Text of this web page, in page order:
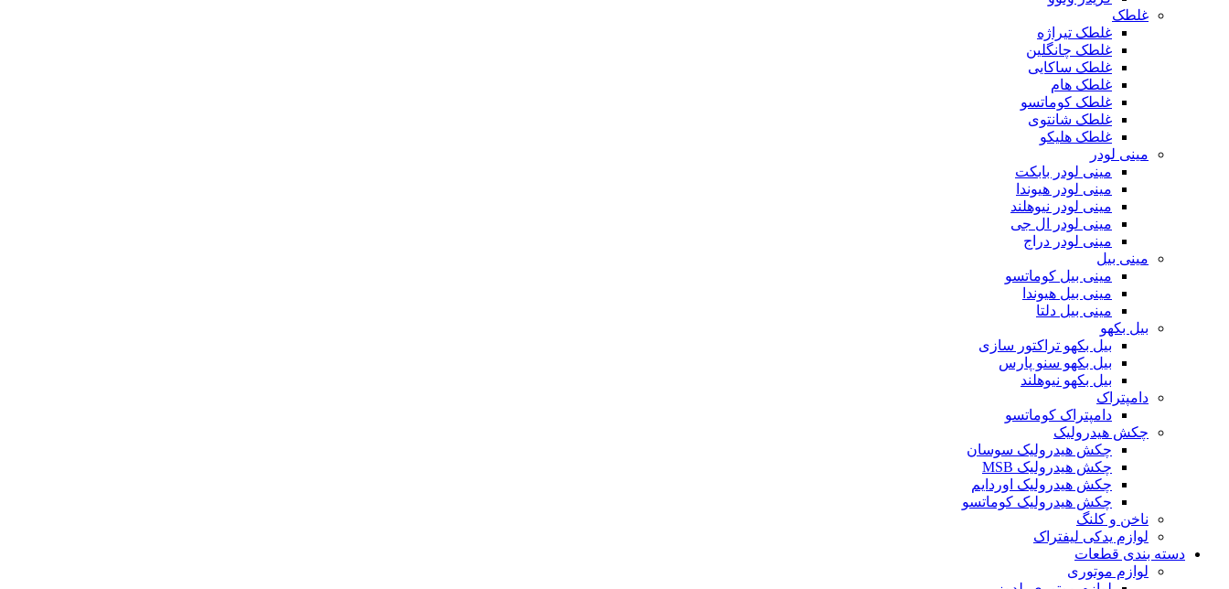
غلطک
غلطک تیراژه
غلطک چانگلین
غلطک ساکایی
غلطک هام
غلطک کوماتسو
غلطک شانتوی
غلطک هلیکو
مینی لودر
مینی لودر بابکت
مینی لودر هیوندا
مینی لودر نیوهلند
مینی لودر ال جی
مینی لودر دراج
مینی بیل
مینی بیل کوماتسو
مینی بیل هیوندا
مینی بیل دلتا
بیل بکهو
بیل بکهو تراکتور سازی
بیل بکهو سنو پارس
بیل بکهو نیوهلند
دامپتراک
دامپتراک کوماتسو
چکش هیدرولیک
چکش هیدرولیک سوسان
چکش هیدرولیک MSB
چکش هیدرولیک اوردایم
چکش هیدرولیک کوماتسو
ناخن و کلنگ
لوازم یدکی لیفتراک
دسته بندی قطعات
لوازم موتوری